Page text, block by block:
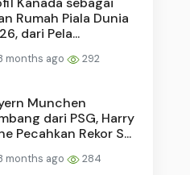
Rumah Piala Dunia
dari Pela...
months ago 292
Munchen
dari PSG, Harry
Pecahkan Rekor S...
months ago 284